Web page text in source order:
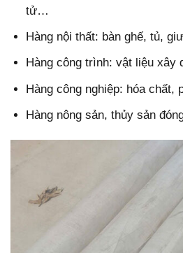
tử…
Hàng nội thất: bàn ghế, tủ,
Hàng công trình: vật liệu
Hàng công nghiệp: hóa chất,
Hàng nông sản, thủy sản